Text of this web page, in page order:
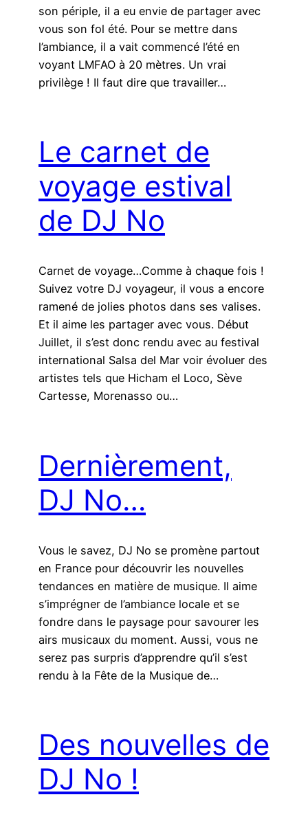
son périple, il a eu envie de partager avec
vous son fol été. Pour se mettre dans
l’ambiance, il a vait commencé l’été en
voyant LMFAO à 20 mètres. Un vrai
privilège ! Il faut dire que travailler…
Le carnet de
voyage estival
de DJ No
Carnet de voyage…Comme à chaque fois !
Suivez votre DJ voyageur, il vous a encore
ramené de jolies photos dans ses valises.
Et il aime les partager avec vous. Début
Juillet, il s’est donc rendu avec au festival
international Salsa del Mar voir évoluer des
artistes tels que Hicham el Loco, Sève
Cartesse, Morenasso ou…
Dernièrement,
DJ No…
Vous le savez, DJ No se promène partout
en France pour découvrir les nouvelles
tendances en matière de musique. Il aime
s’imprégner de l’ambiance locale et se
fondre dans le paysage pour savourer les
airs musicaux du moment. Aussi, vous ne
serez pas surpris d’apprendre qu’il s’est
rendu à la Fête de la Musique de…
Des nouvelles de
DJ No !